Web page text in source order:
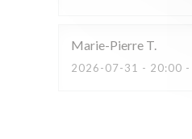
Marie-Pierre T
2026-07-31 - 20:00 -